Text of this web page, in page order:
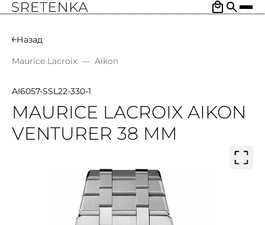
Назад
Maurice Lacroix — Aikon
AI6057-SSL22-330-1
MAURICE LACROIX AIKON
VENTURER 38 MM